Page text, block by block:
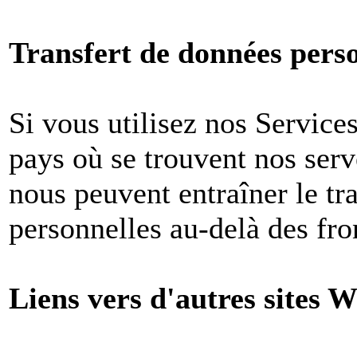
Transfert de données
Si vous utilisez nos
pays où se trouvent nos
nous peuvent entraîner le
personnelles au-delà des
Liens vers d'autres sites